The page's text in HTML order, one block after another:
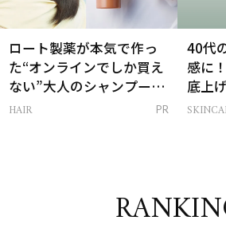
ロート製薬が本気で作っ
た“オンラインでしか買え
ない”大人のシャンプー＆
トリートメントって？
HAIR PR
40代
感に
底上
ム」